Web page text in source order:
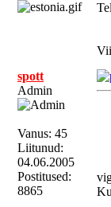
spott
Admin
Vanus: 45
Liitunud:
04.06.2005
Postitused:
8865